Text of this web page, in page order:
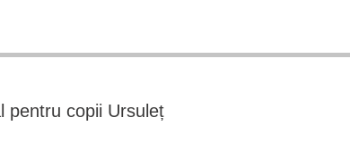
pentru copii Ursuleț